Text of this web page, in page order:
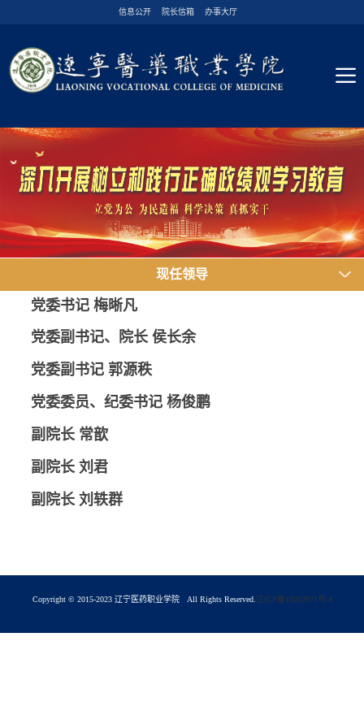
信息公开 院长信箱 办事大厅
现任领导
党委书记 梅晰凡
党委副书记、院长 侯长余
党委副书记 郭源秩
党委委员、纪委书记 杨俊鹏
副院长 常歆
副院长 刘君
副院长 刘轶群
Copyright © 2015-2023 辽宁医药职业学院 All Rights Reserved.辽ICP备10202921号-4